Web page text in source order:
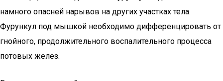
намного опасней нарывов на других участках тела.
Фурункул под мышкой необходимо дифференцировать от
гнойного, продолжительного воспалительного процесса
потовых желез.